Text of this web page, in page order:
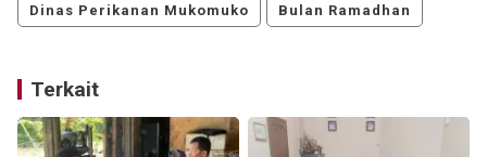
Dinas Perikanan Mukomuko Bulan Ramadhan
Terkait